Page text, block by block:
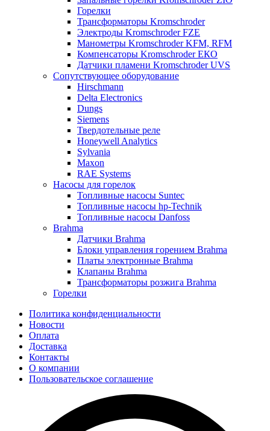
Горелки
Трансформаторы Kromschroder
Электроды Kromschroder FZE
Манометры Kromschroder KFM, RFM
Компенсаторы Kromschroder ЕКО
Датчики пламени Kromschroder UVS
Сопутствующее оборудование
Hirschmann
Delta Electronics
Dungs
Siemens
Твердотельные реле
Honeywell Analytics
Sylvania
Maxon
RAE Systems
Насосы для горелок
Топливные насосы Suntec
Топливные насосы hp-Technik
Топливные насосы Danfoss
Brahma
Датчики Brahma
Блоки управления горением Brahma
Платы электронные Brahma
Клапаны Brahma
Трансформаторы розжига Brahma
Горелки
Политика конфиденциальности
Новости
Оплата
Доставка
Контакты
О компании
Пользовательское соглашение